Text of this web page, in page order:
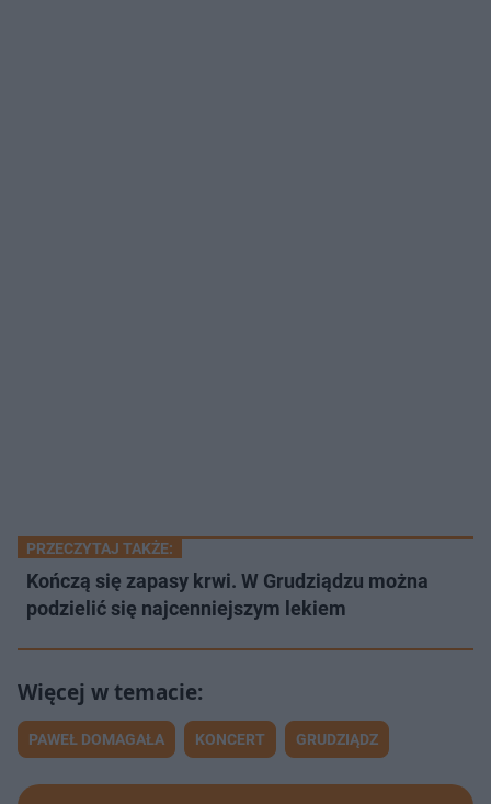
PRZECZYTAJ TAKŻE:
Kończą się zapasy krwi. W Grudziądzu można
podzielić się najcenniejszym lekiem
PAWEŁ DOMAGAŁA KONCERT GRUDZIĄDZ